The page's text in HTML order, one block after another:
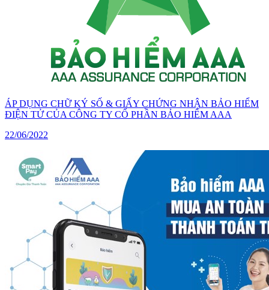
ÁP DỤNG CHỮ KÝ SỐ & GIẤY CHỨNG NHẬN BẢO HIỂM
ĐIỆN TỬ CỦA CÔNG TY CỔ PHẦN BẢO HIỂM AAA
22/06/2022